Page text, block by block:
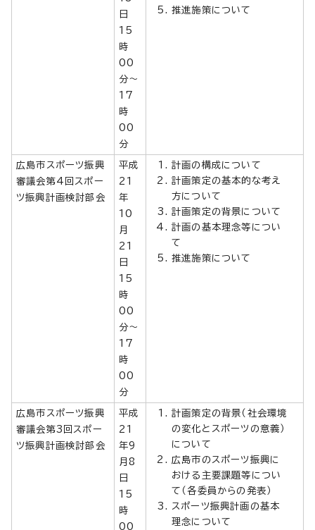
日
15
時
00
分～
17
時
00
分
推進施策について
広島市スポーツ振興
審議会第4回スポー
ツ振興計画検討部会
平成
21
年
10
月
21
日
15
時
00
分～
17
時
00
分
計画の構成について
計画策定の基本的な考え
方について
計画策定の背景について
計画の基本理念等につい
て
推進施策について
広島市スポーツ振興
審議会第3回スポー
ツ振興計画検討部会
平成
21
年9
月8
日
15
時
00
計画策定の背景（社会環境
の変化とスポーツの意義）
について
広島市のスポーツ振興に
おける主要課題等につい
て（各委員からの発表）
スポーツ振興計画の基本
理念について